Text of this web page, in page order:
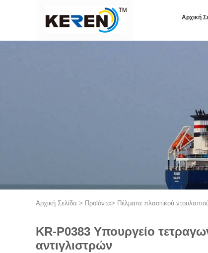
Αρχική
Αρχική Σελίδα > Προϊόντα> Πέλματα πλαστικού
KR-P0383 Υπουργείο
αντιγλιστρών